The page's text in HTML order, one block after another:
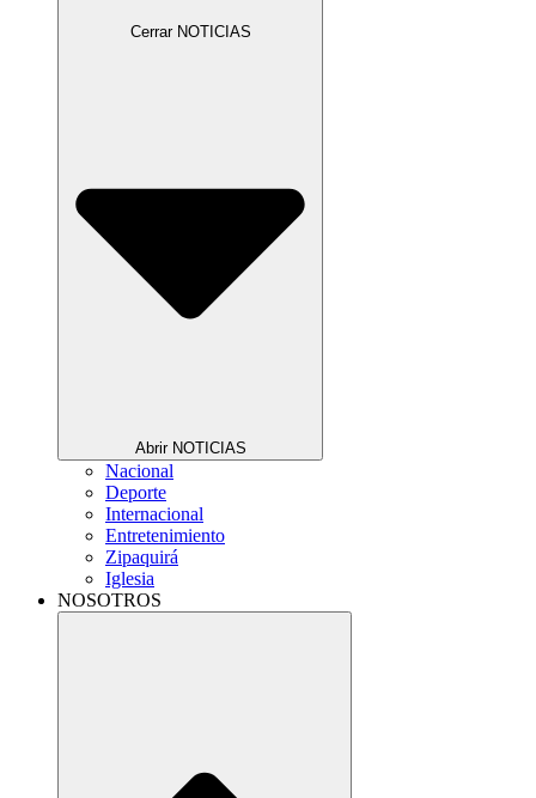
Cerrar NOTICIAS
Abrir NOTICIAS
Nacional
Deporte
Internacional
Entretenimiento
Zipaquirá
Iglesia
NOSOTROS